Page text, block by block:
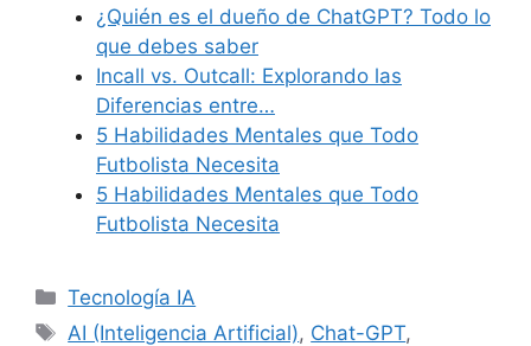
¿Quién es el dueño de ChatGPT? Todo lo
que debes saber
Incall vs. Outcall: Explorando las
Diferencias entre…
5 Habilidades Mentales que Todo
Futbolista Necesita
5 Habilidades Mentales que Todo
Futbolista Necesita
Categories
Tecnología IA
Tags
AI (Inteligencia Artificial), Chat-GPT,